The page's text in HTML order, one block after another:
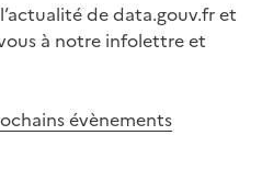
de data.gouv.fr et
à notre infolettre et
évènements